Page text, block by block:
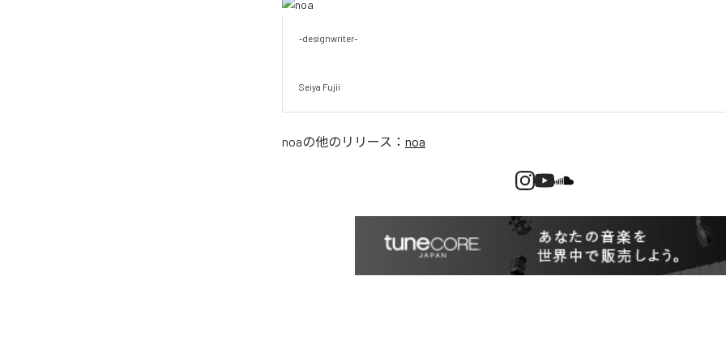
-designwriter-
Seiya Fujii
noaの他のリリース： noa